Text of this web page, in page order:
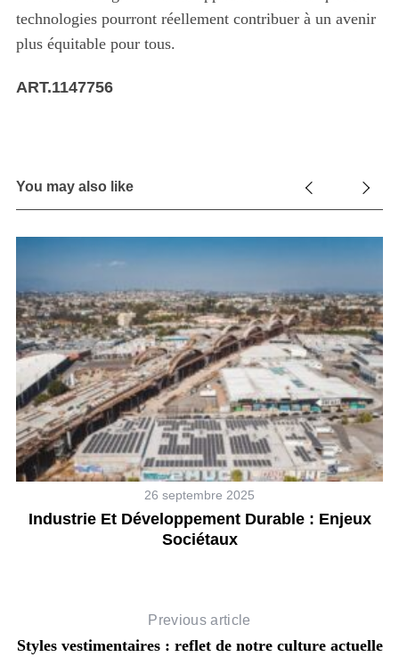
technologies pourront réellement contribuer à un avenir
plus équitable pour tous.
ART.1147756
You may also like
26 septembre 2025
Industrie Et Développement Durable : Enjeux
Sociétaux
Previous article
Styles vestimentaires : reflet de notre culture actuelle